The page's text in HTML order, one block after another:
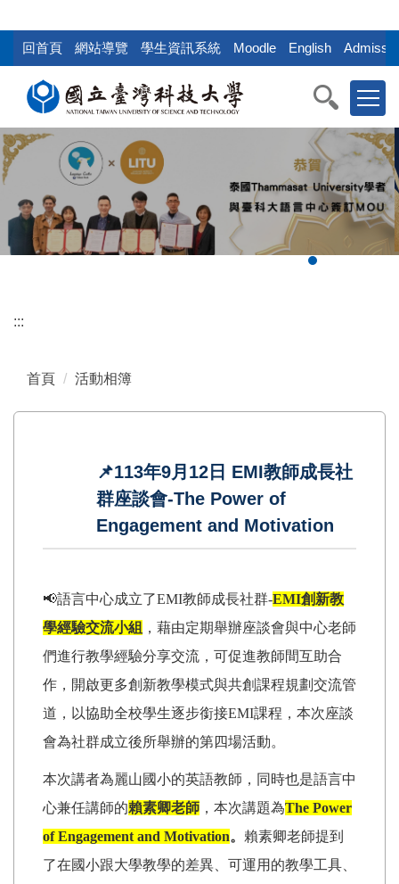
到
區
塊
回首頁 網站導覽 學生資訊系統 Moodle English
:::
首頁 活動相簿
📌113年9月12日 EMI教師成長社
群座談會-The Power of
Engagement and Motivation
📢語言中心成立了EMI教師成長社群-EMI創新教
學經驗交流小組 ，藉由定期舉辦座談會與中心老師
們進行教學經驗分享交流，可促進教師間互助合
作，開啟更多創新教學模式與共創課程規劃交流管
道，以協助全校學生逐步銜接EMI課程，本次座談
會為社群成立後所舉辦的第四場活動。
本次講者為麗山國小的英語教師，同時也是語言中
心兼任講師的賴素卿老師 ，本次講題為The Power
of Engagement and Motivation。 賴素卿老師提到
了在國小跟大學教學的差異、可運用的教學工具、